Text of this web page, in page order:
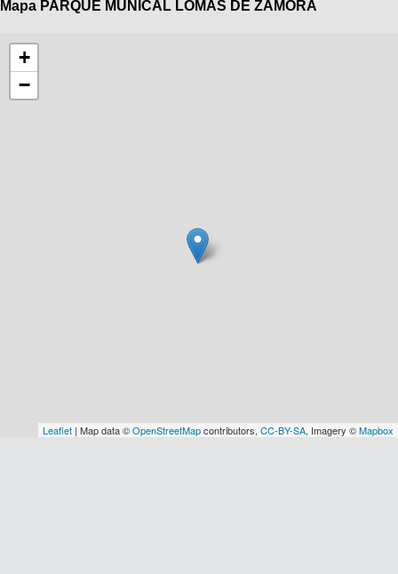
Mapa PARQUE MUNICAL LOMAS DE ZAMORA
+
−
Leaflet | Map data ©OpenStreetMapcontributors, CC-BY-SA, Imagery ©Mapbox